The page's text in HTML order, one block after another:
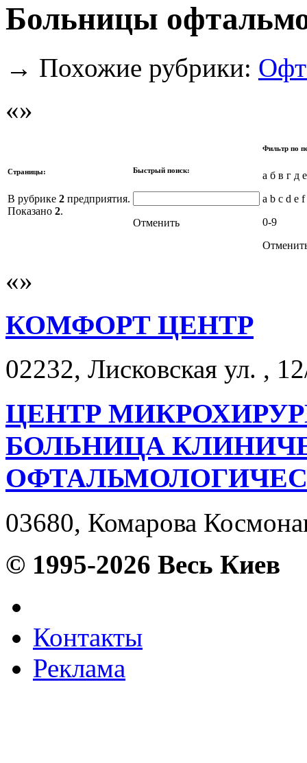
Больницы
→ Похожие рубрики:
Страницы:
В рубрике 2 предприятия.
Показано 2.
Быстрый поиск:
Отменить
Фильтр по
а б в г д
a b c d e
0-9
КОМФОРТ ЦЕНТР
02232, Лисковская ул. ,
ЦЕНТР
БОЛЬНИЦА
03680, Комарова
© 1995-2026 Весь Киев
Контакты
Реклама